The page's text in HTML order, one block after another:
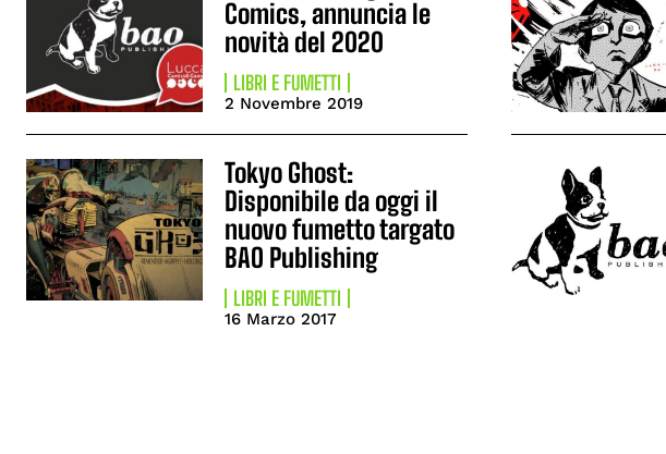
Comics, annuncia le
novità del 2020
LIBRI E FUMETTI
2 Novembre 2019
Tokyo Ghost:
Disponibile da oggi il
nuovo fumetto targato
BAO Publishing
LIBRI E FUMETTI
16 Marzo 2017